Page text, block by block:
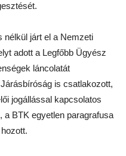
nélkül járt el a Nemzeti
adott a Legfőbb Ügyész
láncolatát
is csatlakozott,
jogállással kapcsolatos
BTK egyetlen paragrafusa